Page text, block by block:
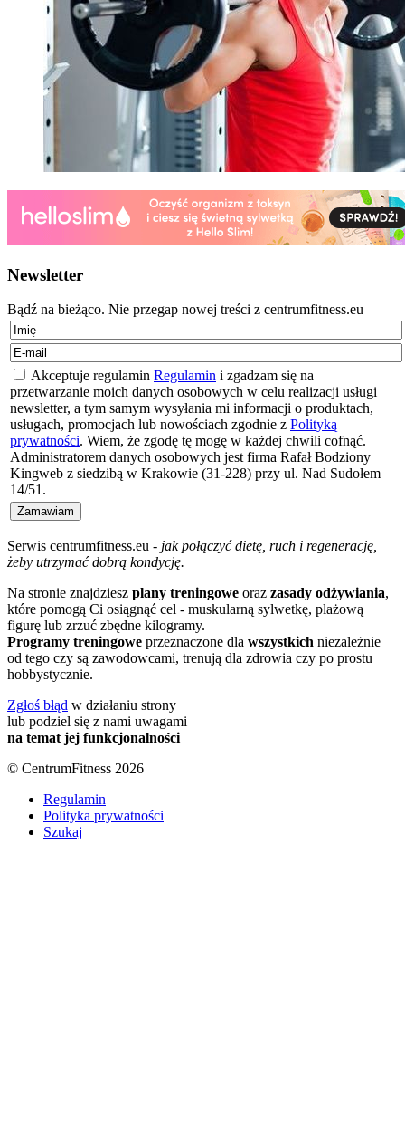
Newsletter
Bądź na bieżąco. Nie przegap nowej treści z centrumfitness.eu
Akceptuje regulamin Regulamin i zgadzam się na
przetwarzanie moich danych osobowych w celu realizacji usługi
newsletter, a tym samym wysyłania mi informacji o produktach,
usługach, promocjach lub nowościach zgodnie z Polityką
prywatności. Wiem, że zgodę tę mogę w każdej chwili cofnąć.
Administratorem danych osobowych jest firma Rafał Bodziony
Kingweb z siedzibą w Krakowie (31-228) przy ul. Nad Sudołem
14/51.
Serwis centrumfitness.eu - jak połączyć dietę, ruch i regenerację,
żeby utrzymać dobrą kondycję.
Na stronie znajdziesz plany treningowe oraz zasady odżywiania,
które pomogą Ci osiągnąć cel - muskularną sylwetkę, plażową
figurę lub zrzuć zbędne kilogramy.
Programy treningowe przeznaczone dla wszystkich niezależnie
od tego czy są zawodowcami, trenują dla zdrowia czy po prostu
hobbystycznie.
Zgłoś błąd w działaniu strony
lub podziel się z nami uwagami
na temat jej funkcjonalności
© CentrumFitness 2026
Regulamin
Polityka prywatności
Szukaj